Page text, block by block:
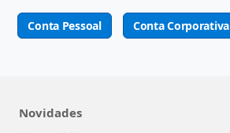
Conta Pessoal Conta Corporativa
Novidades